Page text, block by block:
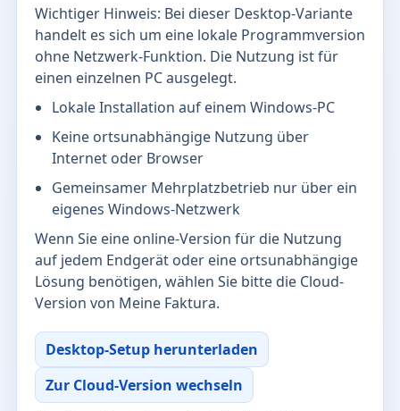
Wichtiger Hinweis: Bei dieser Desktop-Variante
handelt es sich um eine lokale Programmversion
ohne Netzwerk-Funktion. Die Nutzung ist für
einen einzelnen PC ausgelegt.
Lokale Installation auf einem Windows-PC
Keine ortsunabhängige Nutzung über
Internet oder Browser
Gemeinsamer Mehrplatzbetrieb nur über ein
eigenes Windows-Netzwerk
Wenn Sie eine online-Version für die Nutzung
auf jedem Endgerät oder eine ortsunabhängige
Lösung benötigen, wählen Sie bitte die Cloud-
Version von Meine Faktura.
Desktop-Setup herunterladen
Zur Cloud-Version wechseln